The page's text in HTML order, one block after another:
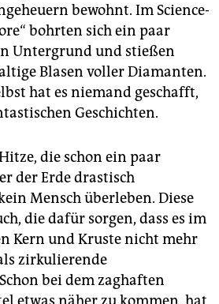
bewohnt. Im Science-
bohrten sich ein paar
Untergrund und stießen
Blasen voller Diamanten.
hat es niemand geschafft,
Geschichten.
die schon ein paar
der Erde drastisch
Mensch überleben. Diese
die dafür sorgen, dass es im
Kern und Kruste nicht mehr
zirkulierende
bei dem zaghaften